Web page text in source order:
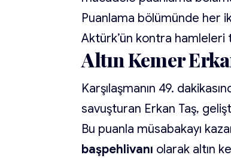
Puanlama bölümünde her
Aktürk’ün kontra hamleleri
Altın Kemer
Karşılaşmanın 49.
savuşturan Erkan Taş,
Bu puanla müsabakayı
başpehlivanı olarak altın